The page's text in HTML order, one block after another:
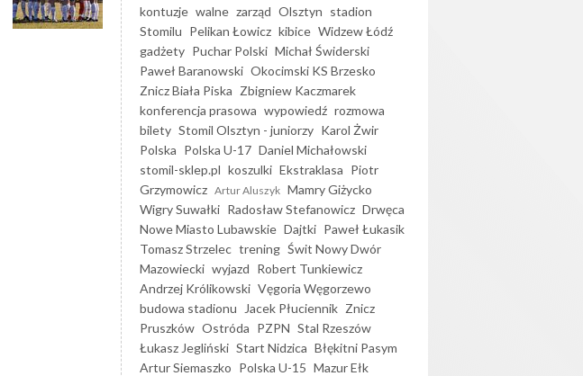
kontuzje walne zarząd Olsztyn stadion
Stomilu Pelikan Łowicz kibice Widzew Łódź
gadżety Puchar Polski Michał Świderski
Paweł Baranowski Okocimski KS Brzesko
Znicz Biała Piska Zbigniew Kaczmarek
konferencja prasowa wypowiedź rozmowa
bilety Stomil Olsztyn - juniorzy Karol Żwir
Polska Polska U-17 Daniel Michałowski
stomil-sklep.pl koszulki Ekstraklasa Piotr
Grzymowicz Artur Aluszyk Mamry Giżycko
Wigry Suwałki Radosław Stefanowicz Drwęca
Nowe Miasto Lubawskie Dajtki Paweł Łukasik
Tomasz Strzelec trening Świt Nowy Dwór
Mazowiecki wyjazd Robert Tunkiewicz
Andrzej Królikowski Vęgoria Węgorzewo
budowa stadionu
Jacek Płuciennik Znicz
Pruszków Ostróda PZPN Stal Rzeszów
Łukasz Jegliński Start Nidzica Błękitni Pasym
Artur Siemaszko Polska U-15 Mazur Ełk